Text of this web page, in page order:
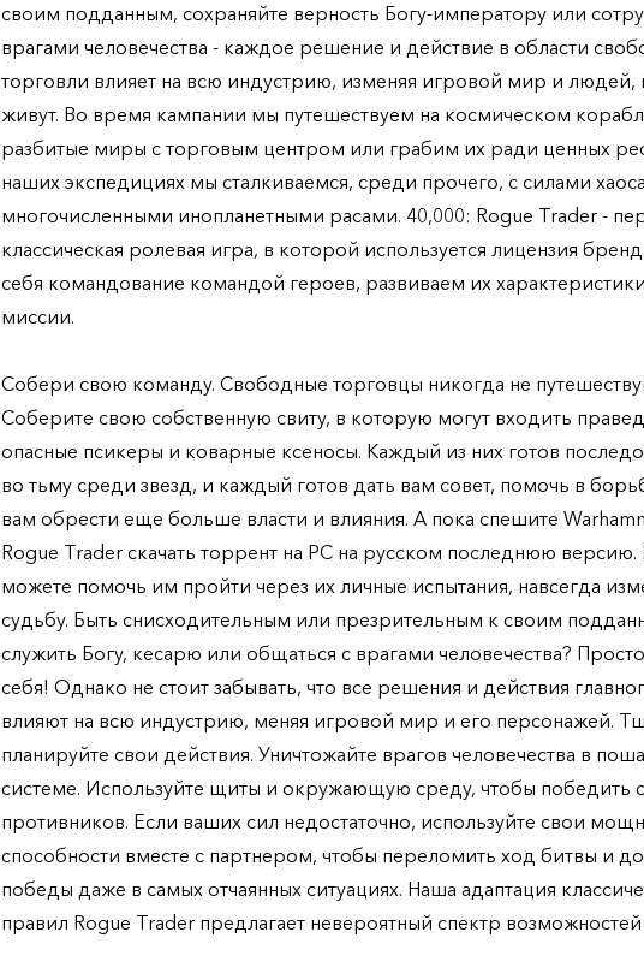
своим подданным, сохраняйте верность Богу-императору или
врагами человечества - каждое решение и действие в области
торговли влияет на всю индустрию, изменяя игровой мир и людей,
живут. Во время кампании мы путешествуем на космическом
разбитые миры с торговым центром или грабим их ради ценных
наших экспедициях мы сталкиваемся, среди прочего, с силами
многочисленными инопланетными расами. 40,000: Rogue Trader -
классическая ролевая игра, в которой используется лицензия
себя командование командой героев, развиваем их
миссии.
Собери свою команду. Свободные торговцы никогда не
Соберите свою собственную свиту, в которую могут входить
опасные псикеры и коварные ксеносы. Каждый из них готов
во тьму среди звезд, и каждый готов дать вам совет, помочь в
вам обрести еще больше власти и влияния. А пока спешите
Rogue Trader скачать торрент на PC на русском последнюю версию.
можете помочь им пройти через их личные испытания, навсегда
судьбу. Быть снисходительным или презрительным к своим
служить Богу, кесарю или общаться с врагами человечества?
себя! Однако не стоит забывать, что все решения и действия
влияют на всю индустрию, меняя игровой мир и его персонажей.
планируйте свои действия. Уничтожайте врагов человечества в
системе. Используйте щиты и окружающую среду, чтобы победить
противников. Если ваших сил недостаточно, используйте свои
способности вместе с партнером, чтобы переломить ход битвы и
победы даже в самых отчаянных ситуациях. Наша адаптация
правил Rogue Trader предлагает невероятный спектр